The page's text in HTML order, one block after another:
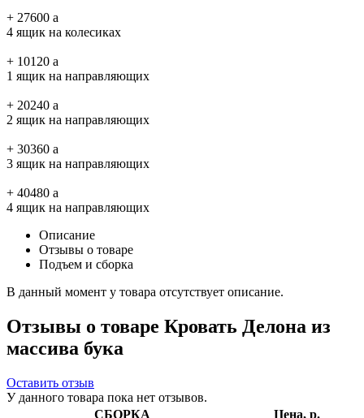
+ 27600 a
4 ящик на колесиках
+ 10120 a
1 ящик на направляющих
+ 20240 a
2 ящик на направляющих
+ 30360 a
3 ящик на направляющих
+ 40480 a
4 ящик на направляющих
Описание
Отзывы о товаре
Подъем и сборка
В данный момент у товара отсутствует описание.
Отзывы о товаре Кровать Делона из
массива бука
Оставить отзыв
У данного товара пока нет отзывов.
СБОРКА
Цена, р.